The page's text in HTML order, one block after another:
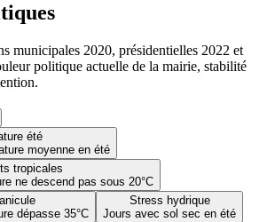
été
moyenne en été
tropicales
ne descend pas sous 20°C
dépasse 35°C
Stress hydrique
Jours avec sol sec en été
municipales 2020, présidentielles 2022 et
politique actuelle de la mairie, stabilité